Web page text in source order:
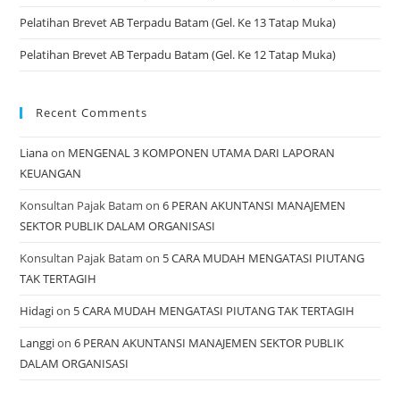
Pelatihan Brevet AB Terpadu Batam (Gel. Ke 13 Tatap Muka)
Pelatihan Brevet AB Terpadu Batam (Gel. Ke 12 Tatap Muka)
Recent Comments
Lianaon MENGENAL 3 KOMPONEN UTAMA DARI LAPORAN
KEUANGAN
Konsultan Pajak Batam on6 PERAN AKUNTANSI MANAJEMEN
SEKTOR PUBLIK DALAM ORGANISASI
Konsultan Pajak Batam on 5 CARA MUDAH MENGATASI PIUTANG
TAK TERTAGIH
Hidagion 5 CARA MUDAH MENGATASI PIUTANG TAK TERTAGIH
Langgion6 PERAN AKUNTANSI MANAJEMEN SEKTOR PUBLIK
DALAM ORGANISASI